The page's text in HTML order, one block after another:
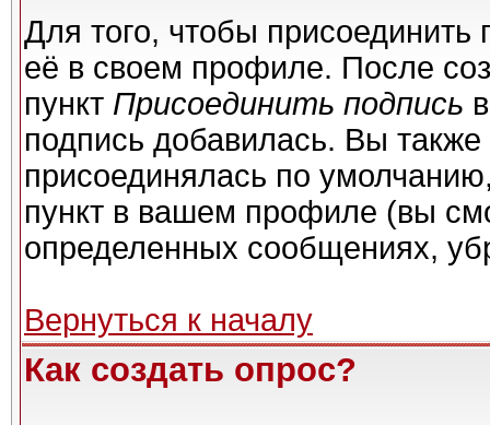
Для того, чтобы
её в своем профиле. После
пункт Присоединить подпись
подпись добавилась. Вы
присоединялась по
пункт в вашем профиле (вы
определенных сообщениях,
Вернуться к началу
Как создать опрос?